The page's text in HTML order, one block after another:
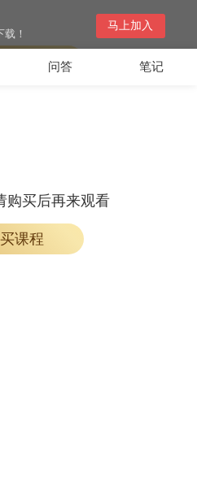
！
马上加入
后即可解锁观看
问答 笔记
购买后再来观看
课程